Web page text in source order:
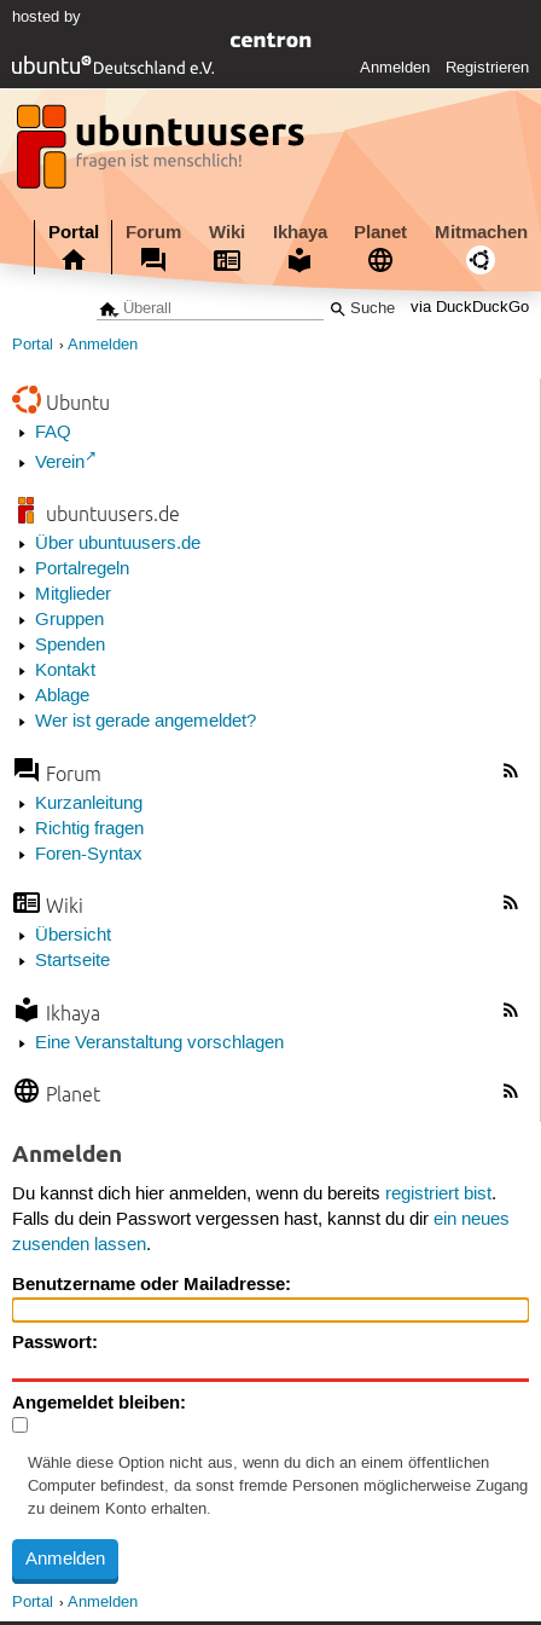
hosted by
Anmelden Registrieren
Portal Forum Wiki Ikhaya Planet Mitmachen
via DuckDuckGo
Portal Anmelden
Ubuntu
FAQ
Verein
ubuntuusers.de
Über ubuntuusers.de
Portalregeln
Mitglieder
Gruppen
Spenden
Kontakt
Ablage
Wer ist gerade angemeldet?
Forum
Kurzanleitung
Richtig fragen
Foren-Syntax
Wiki
Übersicht
Startseite
Ikhaya
Eine Veranstaltung vorschlagen
Planet
Anmelden
Du kannst dich hier anmelden, wenn du bereits registriert bist.
Falls du dein Passwort vergessen hast, kannst du dir ein neues
zusenden lassen.
Benutzername oder Mailadresse:
Passwort:
Angemeldet bleiben:
Wähle diese Option nicht aus, wenn du dich an einem öffentlichen
Computer befindest, da sonst fremde Personen möglicherweise Zugang
zu deinem Konto erhalten.
Portal Anmelden